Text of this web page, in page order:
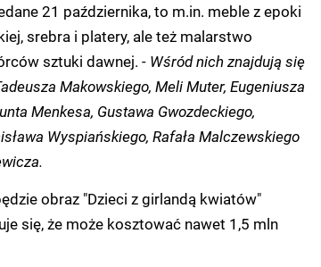
21 października, to m.in. meble z epoki
srebra i platery, ale też malarstwo
sztuki dawnej. - Wśród nich znajdują się
Makowskiego, Meli Muter, Eugeniusza
Menkesa, Gustawa Gwozdeckiego,
Wyspiańskiego, Rafała Malczewskiego
obraz "Dzieci z girlandą kwiatów"
się, że może kosztować nawet 1,5 mln